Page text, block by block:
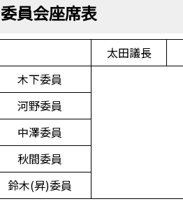
委員会座席表
太田議長
木下委員
河野委員
中澤委員
秋間委員
鈴木(昇)委員